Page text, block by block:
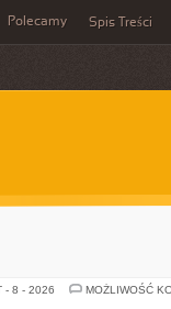
Polecamy Spis Treści
- 8 - 2026
MOŻLIWOŚĆ